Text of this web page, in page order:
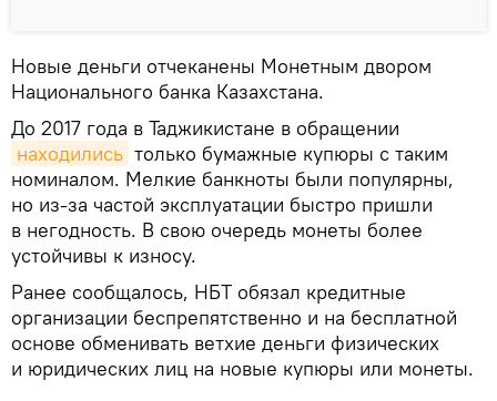
Новые деньги отчеканены Монетным двором
Национального банка Казахстана.
До 2017 года в Таджикистане в обращении
находились только бумажные купюры с таким
номиналом. Мелкие банкноты были популярны,
но из-за частой эксплуатации быстро пришли
в негодность. В свою очередь монеты более
устойчивы к износу.
Ранее сообщалось, НБТ обязал кредитные
организации беспрепятственно и на бесплатной
основе обменивать ветхие деньги физических
и юридических лиц на новые купюры или монеты.